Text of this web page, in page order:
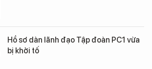
Hồ sơ dàn lãnh đạo Tập đoàn PC1 vừa
bị khởi tố